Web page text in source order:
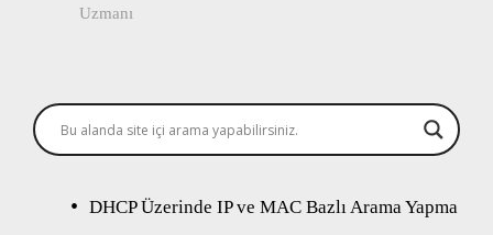
Uzmanı
DHCP Üzerinde IP ve MAC Bazlı Arama Yapma